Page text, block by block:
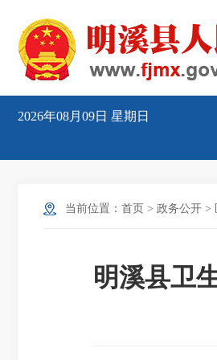
2026年08月09日 星期日
当前位置： 首页 > 政务公开 >
明溪县卫